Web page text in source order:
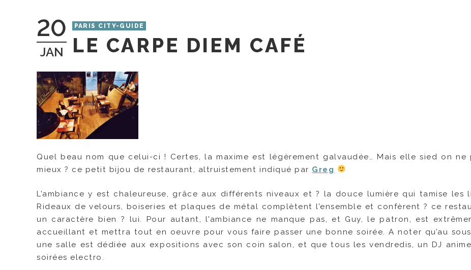
20
JAN
PARIS CITY-GUIDE
LE CARPE DIEM CAFÉ
Quel beau nom que celui-ci ! Certes, la maxime est légèrement galvaudée… Mais elle sied on ne
mieux ? ce petit bijou de restaurant, altruistement indiqué par Greg
L’ambiance y est chaleureuse, grâce aux différents niveaux et ? la douce lumière qui tamise les
Rideaux de velours, boiseries et plaques de métal complètent l’ensemble et confèrent ? ce
un caractère bien ? lui. Pour autant, l’ambiance ne manque pas, et Guy, le patron, est
accueillant et mettra tout en oeuvre pour vous faire passer une bonne soirée. A noter qu’au
une salle est dédiée aux expositions avec son coin salon, et que tous les vendredis, un DJ
soirées electro.